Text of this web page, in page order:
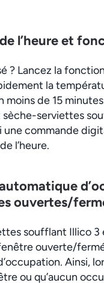
l’heure et
? Lancez la
la
moins de 15
serviettes
une commande
l’heure.
ouvertes/
soufflant Illico 3
ouverte/
Ainsi,
ou qu’aucun